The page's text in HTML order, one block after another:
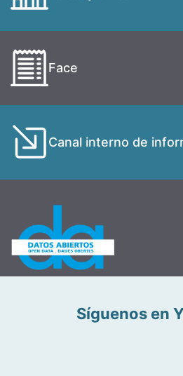
Face
Canal interno de
Síguenos en